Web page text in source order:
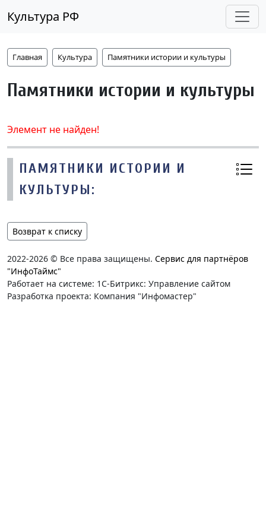
Культура РФ
Главная Культура Памятники истории и культуры
Памятники истории и культуры
Элемент не найден!
ПАМЯТНИКИ ИСТОРИИ И
КУЛЬТУРЫ:
Возврат к списку
2022-2026 © Все права защищены. Сервис для партнёров
"ИнфоТаймс"
Работает на системе: 1С-Битрикс: Управление сайтом
Разработка проекта: Компания "Инфомастер"